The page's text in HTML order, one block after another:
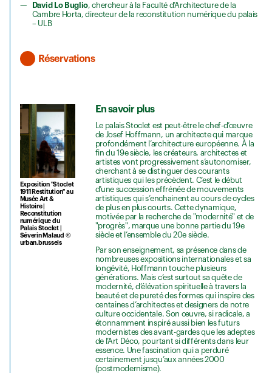
David Lo Buglio, chercheur à la Faculté d’Architecture de la
Cambre Horta, directeur de la reconstitution numérique du palais
– ULB
Réservations
Exposition "Stoclet
1911 Restitution" au
Musée Art &
Histoire |
Reconstitution
numérique du
Palais Stoclet |
Séverin Malaud ©
urban.brussels
En savoir plus
Le palais Stoclet est peut-être le chef-d’œuvre
de Josef Hoffmann, un architecte qui marque
profondément l’architecture européenne. À la
fin du 19e siècle, les créateurs, architectes et
artistes vont progressivement s’autonomiser,
cherchant à se distinguer des courants
artistiques qui les précèdent. C’est le début
d’une succession effrénée de mouvements
artistiques qui s’enchainent au cours de cycles
de plus en plus courts. Cette dynamique,
motivée par la recherche de "modernité" et de
"progrès", marque une bonne partie du 19e
siècle et l’ensemble du 20e siècle.
Par son enseignement, sa présence dans de
nombreuses expositions internationales et sa
longévité, Hoffmann touche plusieurs
générations. Mais c’est surtout sa quête de
modernité, d’élévation spirituelle à travers la
beauté et de pureté des formes qui inspire des
centaines d’architectes et designers de notre
culture occidentale. Son œuvre, si radicale, a
étonnamment inspiré aussi bien les futurs
modernistes des avant-gardes que les adeptes
de l’Art Déco, pourtant si différents dans leur
essence. Une fascination qui a perduré
certainement jusqu’aux années 2000
(postmodernisme).